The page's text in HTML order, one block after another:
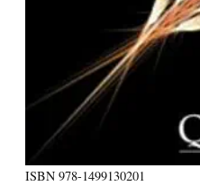
ISBN 978-1499130201